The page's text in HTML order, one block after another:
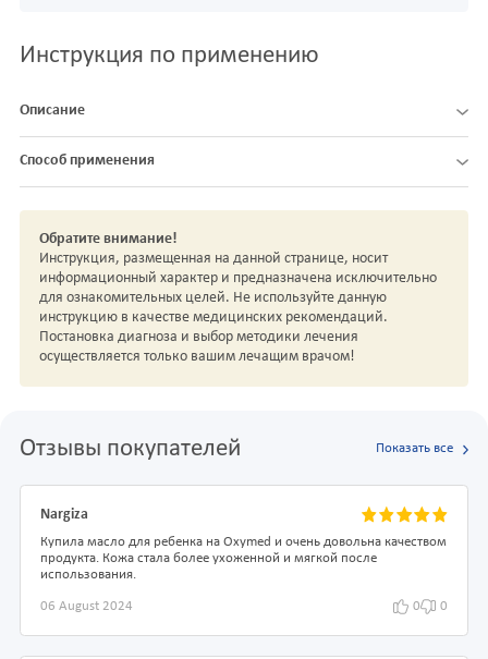
Инструкция по применению
Описание
Способ применения
Обратите внимание!
Инструкция, размещенная на данной странице, носит
информационный характер и предназначена исключительно
для ознакомительных целей. Не используйте данную
инструкцию в качестве медицинских рекомендаций.
Постановка диагноза и выбор методики лечения
осуществляется только вашим лечащим врачом!
Отзывы покупателей Показать все
Nargiza
Купила масло для ребенка на Oxymed и очень довольна качеством
продукта. Кожа стала более ухоженной и мягкой после
использования.
06 August 2024 0 0